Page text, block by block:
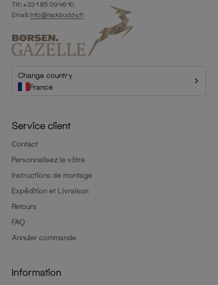
Tlf: +33 1 85 09 46 10
Email:info@rackbuddy.fr
Change country
France
Service client
Contact
Personnalisez le vôtre
Instructions de montage
Expédition et Livraison
Retours
FAQ
Annuler commande
Information